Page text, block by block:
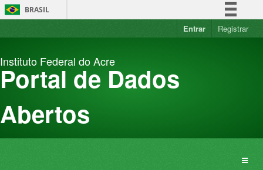
Pular
para
BRASIL
Simplifique!
Acesso à informação
Entrar Registrar
Instituto Federal do Acre
Portal de Dados
Abertos